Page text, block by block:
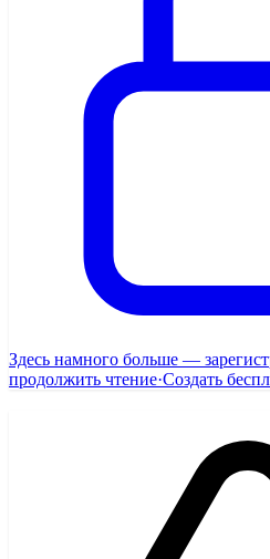
Здесь намного больше —
продолжить чтение·Создать